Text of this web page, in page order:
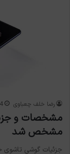
رضا خلف چعباوی
مشخص شد
جزئیات گوشی